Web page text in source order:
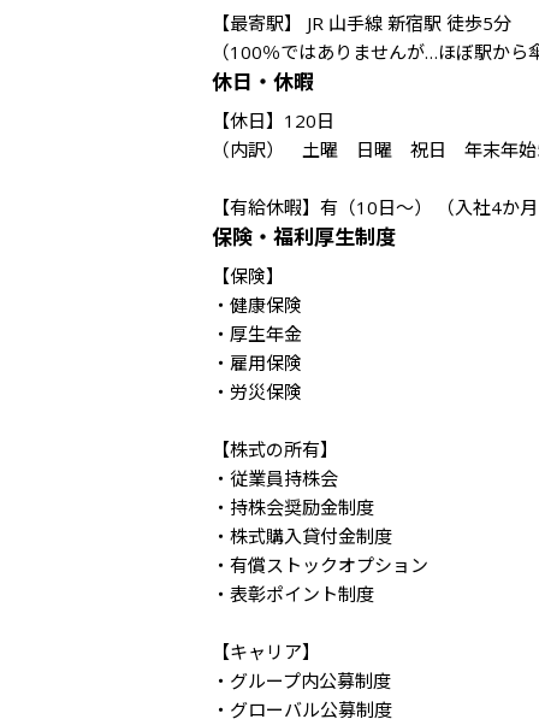
【最寄駅】 JR 山手線 新宿駅 徒歩5分
（100％ではありませんが…ほぼ駅か
休日・休暇
【休日】120日
（内訳）　土曜　日曜　祝日　年末年
【有給休暇】有（10日～） （入社4か
保険・福利厚生制度
【保険】
・健康保険
・厚生年金
・雇用保険
・労災保険
【株式の所有】
・従業員持株会
・持株会奨励金制度
・株式購入貸付金制度
・有償ストックオプション
・表彰ポイント制度
【キャリア】
・グループ内公募制度
・グローバル公募制度